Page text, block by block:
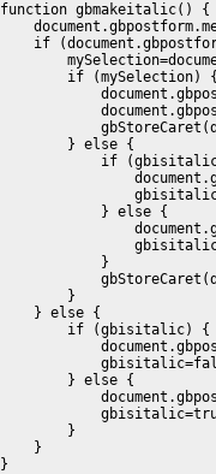
function gbmakeitalic() {
if
if (mySelection)
} else {
if
} else {
}
}
} else {
if (gbisitalic) {
} else {
}
}
}